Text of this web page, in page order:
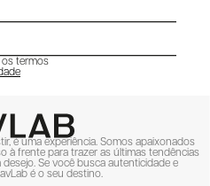
os termos
é uma experiência. Somos apaixonados
à frente para trazer as últimas tendências
Se você busca autenticidade e
é o seu destino.